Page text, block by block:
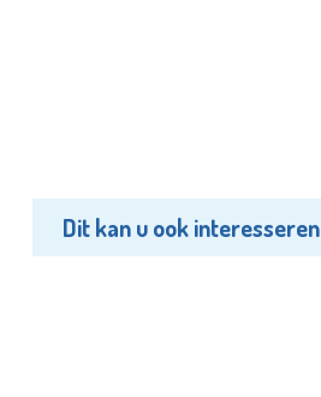
Dit kan u ook interesseren